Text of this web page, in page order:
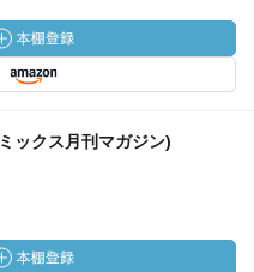
ックス月刊マガジン)